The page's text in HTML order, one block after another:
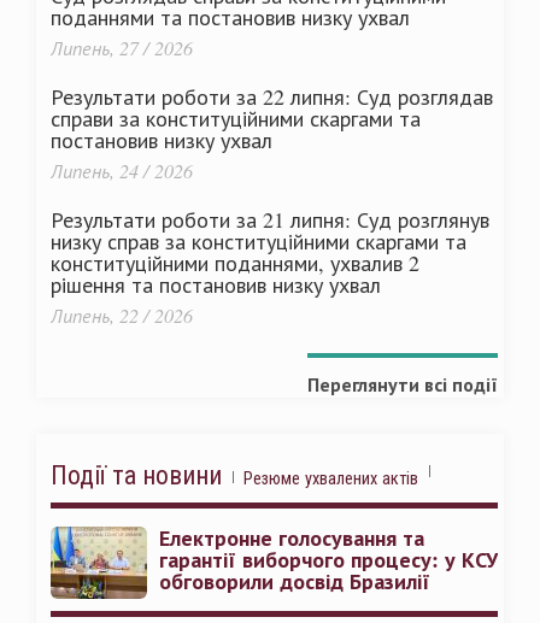
поданнями та постановив низку ухвал
Липень, 27 / 2026
Результати роботи за 22 липня: Суд розглядав
справи за конституційними скаргами та
постановив низку ухвал
Липень, 24 / 2026
Результати роботи за 21 липня: Суд розглянув
низку справ за конституційними скаргами та
конституційними поданнями, ухвалив 2
рішення та постановив низку ухвал
Липень, 22 / 2026
Переглянути всі події
Події та новини Резюме ухвалених актів
Електронне голосування та
гарантії виборчого процесу: у КСУ
обговорили досвід Бразилії